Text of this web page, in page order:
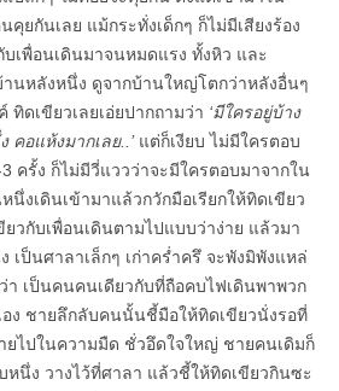
คุยกันเลย แม้กระทั่งเด็กๆ ก็ไม่มีเสียงร้อง
บเพื่อนเดินมาจนหมดแรง ทั้งหิว และ
นหลังหนึ่ง ดูจากบ้านใหญ่โตกว่าหลังอื่นๆ
ดเขียวเลยเอ่ยปากถามว่า ‘มีใครอยู่บ้าง
อแห้งมากเลย..’แต่ก็เงียบ ไม่มีใครตอบ
ครั้ง ก็ไม่มีวี่แววว่าจะมีใครตอบมาจากใน
งเดินเข้ามาแล้วกวักมือเรียกให้ทิดเขียว
วกับเพื่อนเดินตามไปแบบว่าง่าย แล้วมา
ป็นศาลาเล็กๆ เก่าคร่ำครึ จะพังมิพังแหล่
เป็นคนคนเดียวกับที่ถือคบไฟเดินพาพวก
ง ชายลึกลับคนนั้นชี้มือให้ทิดเขียวนั่งรอที่
ยไปในความมืด ชั่วอึดใจใหญ่ ชายคนเดิมก็
นึ่ง วางไว้ที่ศาลา แล้วชี้ให้ทิดเขียวกินซะ